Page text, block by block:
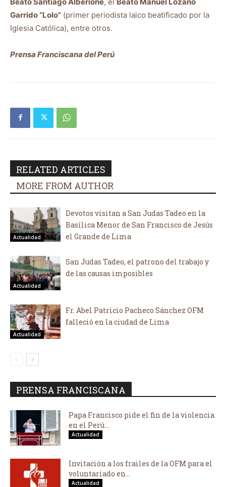
Garrido “Lolo” (primer periodista laico beatificado por la
Iglesia Católica), entre otros.
Prensa Franciscana del Perú
RELATED ARTICLES
MORE FROM AUTHOR
Actualidad
Devotos visitan a San Judas Tadeo en la
Basílica Menor de San Francisco de Jesús
el Grande de Lima
Actualidad
San Judas Tadeo, el patrono del trabajo y
de las causas imposibles
Actualidad
Fr. Abel Patricio Pacheco Sánchez OFM
falleció en la ciudad de Lima
PRENSA FRANCISCANA
Papa Francisco pide el fin de la violencia
en el Perú...
Actualidad
Invitación a los frailes de la OFM para el
voluntariado en...
Actualidad